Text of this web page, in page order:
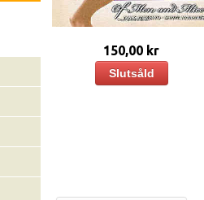
150,00 kr
Slutsåld